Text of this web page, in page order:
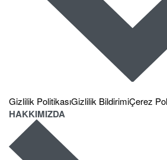
Gizlilik PolitikasıGizlilik BildirimiÇerez
HAKKIMIZDA